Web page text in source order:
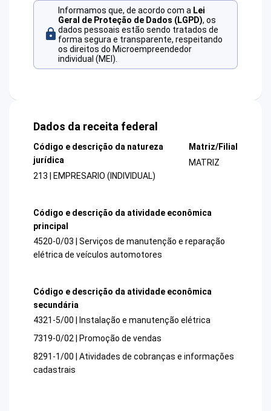
Informamos que, de acordo com a Lei
Geral de Proteção de Dados (LGPD), os
dados pessoais estão sendo tratados de
forma segura e transparente, respeitando
os direitos do Microempreendedor
individual (MEI).
Dados da receita federal
Código e descrição da natureza
jurídica
213 | EMPRESARIO (INDIVIDUAL)
Matriz/Filial
MATRIZ
Código e descrição da atividade econômica
principal
4520-0/03 | Serviços de manutenção e reparação
elétrica de veículos automotores
Código e descrição da atividade econômica
secundária
4321-5/00 | Instalação e manutenção elétrica
7319-0/02 | Promoção de vendas
8291-1/00 | Atividades de cobranças e informações
cadastrais